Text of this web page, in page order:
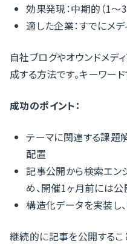
効果発現：中期的（1〜3
適した企業：すでにメ
自社ブログやオウンドメデ
成する方法です。キーワー
成功のポイント：
テーマに関連する課題
配置
記事公開から検索エン
め、開催1ヶ月前には公
構造化データを実装し
継続的に記事を公開するこ